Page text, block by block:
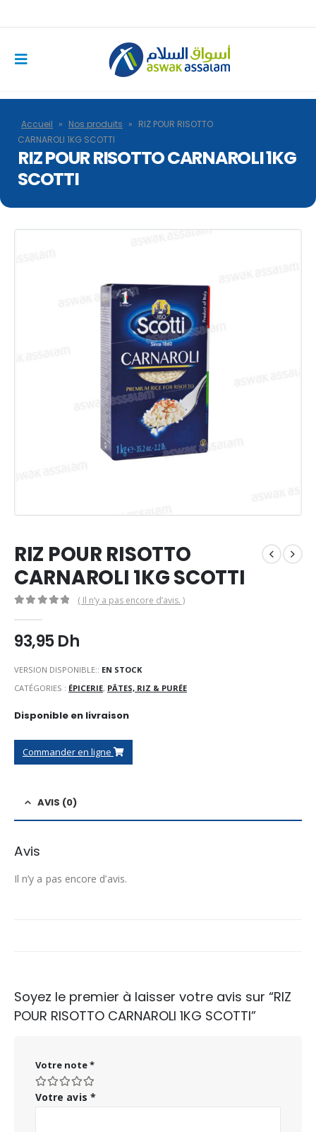
Accueil » Nos produits » RIZ POUR RISOTTO
CARNAROLI 1KG SCOTTI
RIZ POUR RISOTTO CARNAROLI 1KG
SCOTTI
RIZ POUR RISOTTO
CARNAROLI 1KG SCOTTI
( Il n’y a pas encore d’avis. )
93,95Dh
VERSION DISPONIBLE:: EN STOCK
CATÉGORIES : ÉPICERIE, PÂTES, RIZ & PURÉE
Disponible en livraison
Commander en ligne
AVIS (0)
Avis
Il n’y a pas encore d’avis.
Soyez le premier à laisser votre avis sur “RIZ
POUR RISOTTO CARNAROLI 1KG SCOTTI”
Votre note*
Votre avis *